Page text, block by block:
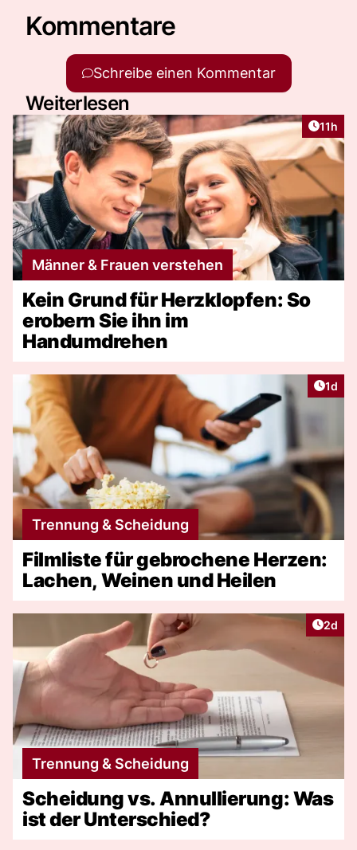
Kommentare
Schreibe einen Kommentar
Weiterlesen
11h
Männer & Frauen verstehen
Kein Grund für Herzklopfen: So
erobern Sie ihn im
Handumdrehen
1d
Trennung & Scheidung
Filmliste für gebrochene Herzen:
Lachen, Weinen und Heilen
2d
Trennung & Scheidung
Scheidung vs. Annullierung: Was
ist der Unterschied?